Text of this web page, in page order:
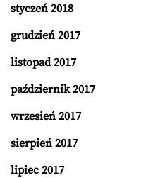
styczeń 2018
grudzień 2017
listopad 2017
październik 2017
wrzesień 2017
sierpień 2017
lipiec 2017